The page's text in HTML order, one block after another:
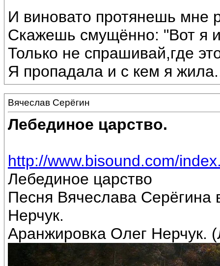
И виновато протянешь мне
Скажешь смущённо: "Вот я
Только не спрашивай,где
Я пропадала и с кем я
Вячеслав Серёгин
Лебединое царство.
http://www.bisound.com/
Лебединое царство
Песня Вячеслава
Нерчук.
Аранжировка Олег Нерчук.